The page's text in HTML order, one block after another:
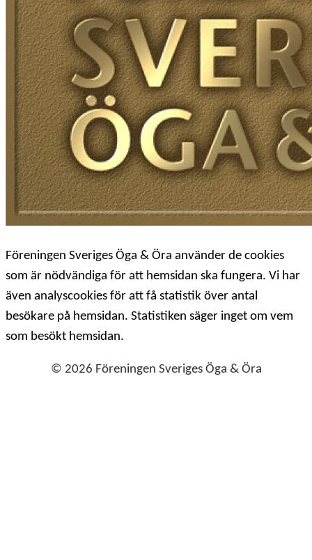
Föreningen Sveriges Öga & Öra använder de cookies
som är nödvändiga för att hemsidan ska fungera. Vi har
även analyscookies för att få statistik över antal
besökare på hemsidan. Statistiken säger inget om vem
som besökt hemsidan.
© 2026 Föreningen Sveriges Öga & Öra